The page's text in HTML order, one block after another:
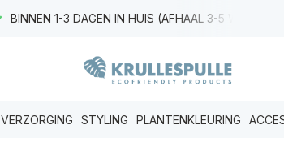
BINNEN 1-3 DAGEN IN HUIS (AFHAAL 3-5
VERZORGING STYLING PLANTENKLEURING